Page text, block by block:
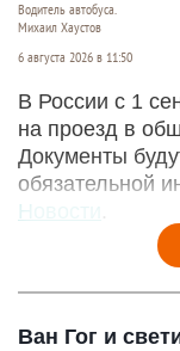
Водитель автобуса.
Михаил Хаустов
6 августа 2026 в 11:50
В России с 1
на проезд в
Документы
обязательной
Новости
Ван Гог и